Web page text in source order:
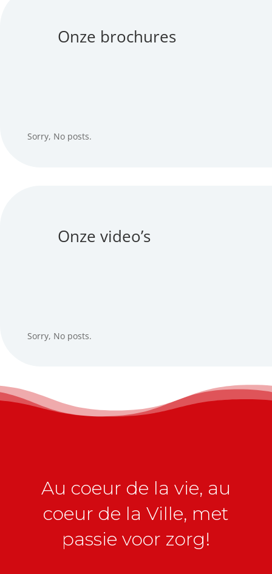
Onze brochures
Sorry, No posts.
Onze video’s
Sorry, No posts.
Au coeur de la vie, au
coeur de la Ville, met
passie voor zorg!